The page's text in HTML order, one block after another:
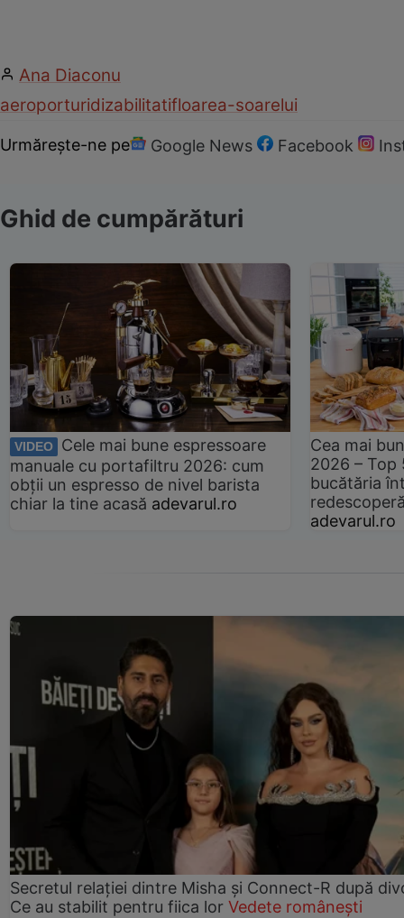
Ana Diaconu
aeroporturidizabilitatifloarea-soarelui
Urmărește-ne pe Google News Facebook
Ghid de cumpărături
VIDEO
Cele mai bune espressoare
manuale cu portafiltru 2026: cum
obții un espresso de nivel barista
chiar la tine acasă adevarul.ro
Cea mai
2026 –
bucătăria
adevarul.ro
Secretul relației dintre Misha și Connect-R după
Ce au stabilit pentru fiica lor Vedete românești